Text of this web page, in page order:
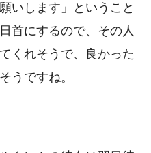
いします」ということ
首にするので、その人
くれそうで、良かった
うですね。